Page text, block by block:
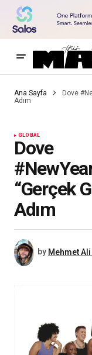
Ana Sayfa
Dove
Adım
GLOBAL
Dove
“Gerçek
Adım
by Mehmet